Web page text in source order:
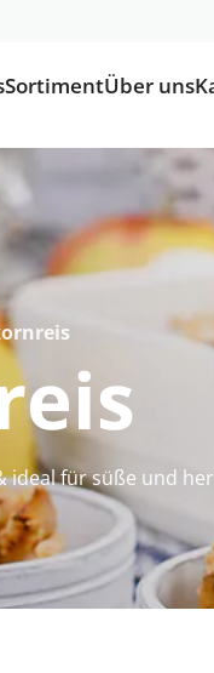
SortimentÜber uns
ideal für süße und